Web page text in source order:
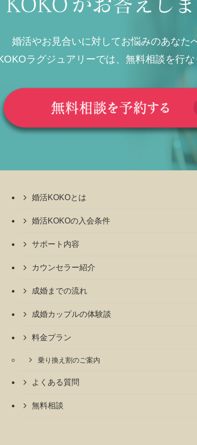
婚活やお見合いに対してお悩みのあなた
ラグジュアリーでは、無料相談を行
婚活KOKOとは
婚活KOKOの入会条件
サポート内容
カウンセラー紹介
成婚までの流れ
成婚カップルの体験談
料金プラン
乗り換え割のご案内
よくある質問
無料相談